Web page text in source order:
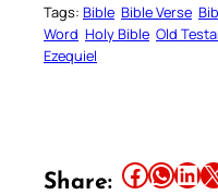
Tags: Bible Bible Verse
Word Holy Bible Old
Ezequiel
Share: Share this article on Facebook Share this article on WhatsApp Share this article on LinkedIn Share this article on X